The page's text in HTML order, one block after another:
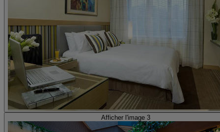
Afficher l'image 3